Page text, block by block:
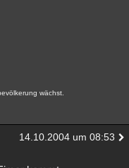
wächst.
14.10.2004 um 08:53